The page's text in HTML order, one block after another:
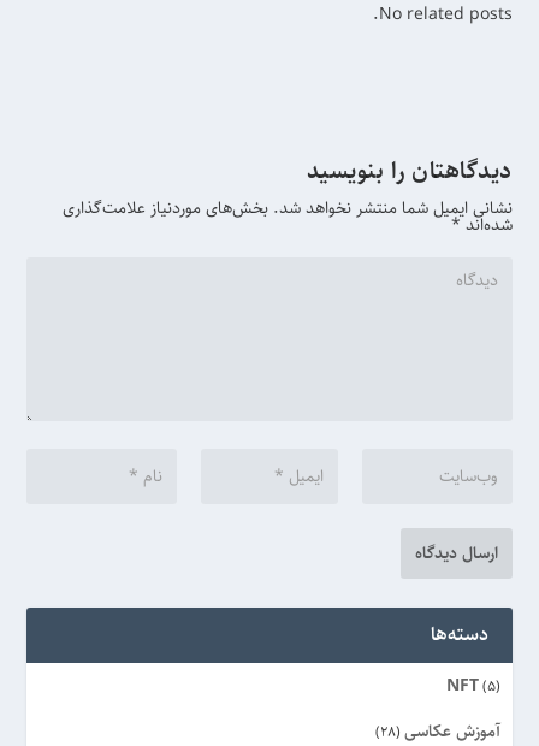
No related posts.
دیدگاهتان را بنویسید
نشانی ایمیل شما منتشر نخواهد شد. بخش‌های موردنیاز علامت‌گذاری
شده‌اند*
دسته‌ها
NFT(5)
آموزش عکاسی (28)